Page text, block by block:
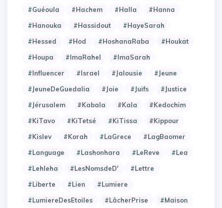
#Guéoula
#Hachem #Halla
#Hanna
#Hanouka
#Hassidout
#HayeSarah
#Hessed
#Hod #HoshanaRaba
#Houkat
#Houpa
#ImaRahel
#ImaSarah
#Influencer
#Israel #Jalousie
#Jeune
#JeuneDeGuedalia
#Joie #Juifs
#Justice
#Jérusalem
#Kabala #Kala
#Kedochim
#KiTavo
#KiTetsé #KiTissa
#Kippour
#Kislev
#Korah #LaGrece
#LagBaomer
#Language
#Lashonhara #LeReve
#Lea
#Lehleha
#LesNomsdeD'
#Lettre
#Liberte
#Lien
#Lumiere
#LumiereDesEtoiles
#LâcherPrise #Maison